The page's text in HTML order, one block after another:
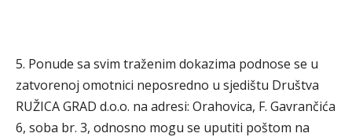
5. Ponude sa svim traženim dokazima podnose se u
zatvorenoj omotnici neposredno u sjedištu Društva
RUŽICA GRAD d.o.o. na adresi: Orahovica, F. Gavrančića
6, soba br. 3, odnosno mogu se uputiti poštom na